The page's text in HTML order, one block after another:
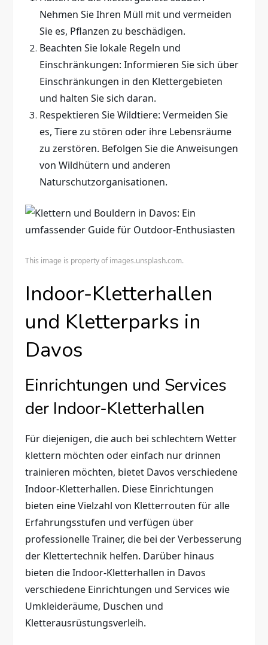
Nehmen Sie Ihren Müll mit und vermeiden
Sie es, Pflanzen zu beschädigen.
Beachten Sie lokale Regeln und
Einschränkungen: Informieren Sie sich über
Einschränkungen in den Klettergebieten
und halten Sie sich daran.
Respektieren Sie Wildtiere: Vermeiden Sie
es, Tiere zu stören oder ihre Lebensräume
zu zerstören. Befolgen Sie die Anweisungen
von Wildhütern und anderen
Naturschutzorganisationen.
This image is property of images.unsplash.com.
Indoor-Kletterhallen
und Kletterparks in
Davos
Einrichtungen und Services
der Indoor-Kletterhallen
Für diejenigen, die auch bei schlechtem Wetter
klettern möchten oder einfach nur drinnen
trainieren möchten, bietet Davos verschiedene
Indoor-Kletterhallen. Diese Einrichtungen
bieten eine Vielzahl von Kletterrouten für alle
Erfahrungsstufen und verfügen über
professionelle Trainer, die bei der Verbesserung
der Klettertechnik helfen. Darüber hinaus
bieten die Indoor-Kletterhallen in Davos
verschiedene Einrichtungen und Services wie
Umkleideräume, Duschen und
Kletterausrüstungsverleih.